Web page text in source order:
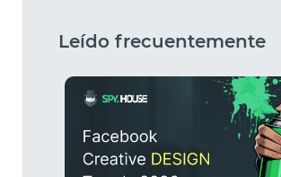
Leído frecuentemente